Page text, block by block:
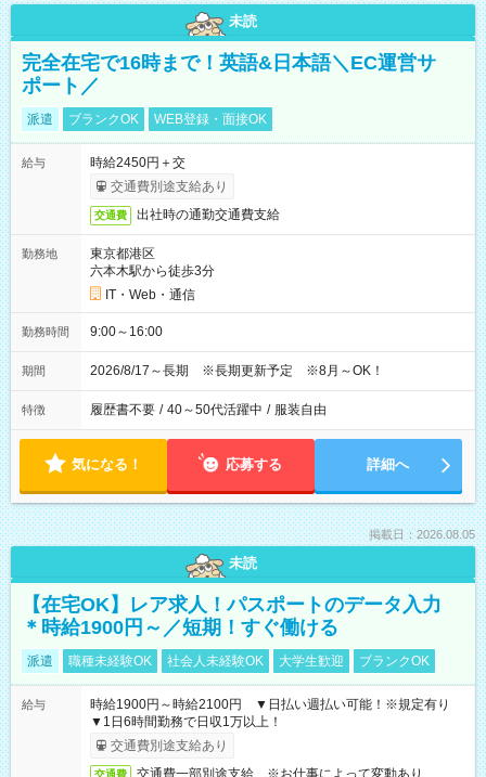
未読
完全在宅で16時まで！英語&日本語＼EC運営サ
ポート／
派遣 ブランクOK WEB登録・面接OK
給与
時給2450円＋交
交通費別途支給あり
交通費 出社時の通勤交通費支給
勤務地
東京都港区
六本木駅から徒歩3分
IT・Web・通信
勤務時間 9:00～16:00
期間 2026/8/17～長期 ※長期更新予定 ※8月～OK！
特徴 履歴書不要 / 40～50代活躍中 / 服装自由
気になる！ 応募する 詳細へ
掲載日：2026.08.05
未読
【在宅OK】レア求人！パスポートのデータ入力
＊時給1900円～／短期！すぐ働ける
派遣 職種未経験OK 社会人未経験OK 大学生歓迎 ブランクOK
給与
時給1900円～時給2100円 ▼日払い週払い可能！※規定有り
▼1日6時間勤務で日収1万以上！
交通費別途支給あり
交通費 交通費一部別途支給 ※お仕事によって変動あり